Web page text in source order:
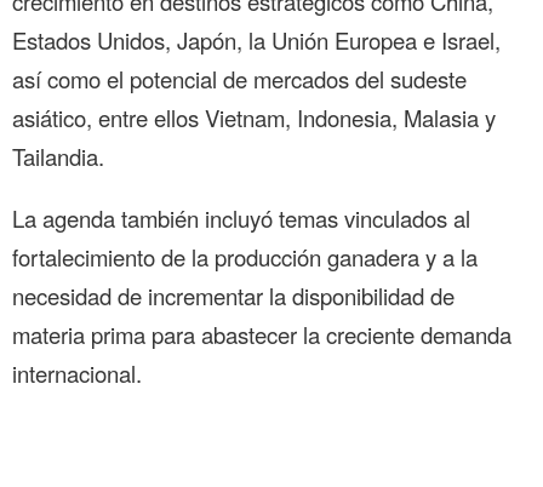
Estados Unidos, Japón, la Unión Europea e Israel,
así como el potencial de mercados del sudeste
asiático, entre ellos Vietnam, Indonesia, Malasia y
Tailandia.
La agenda también incluyó temas vinculados al
fortalecimiento de la producción ganadera y a la
necesidad de incrementar la disponibilidad de
materia prima para abastecer la creciente demanda
internacional.